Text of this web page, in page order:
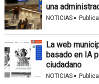
una
NOTICIAS ·
La web
basado en IA
ciudadano
NOTICIAS ·